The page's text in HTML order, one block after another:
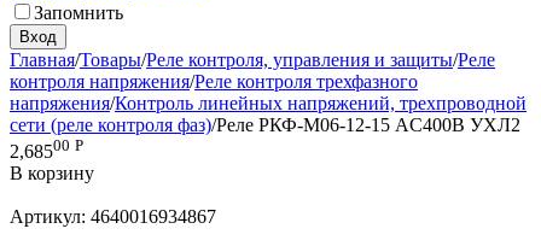
Запомнить
Вход
Главная/Товары/Реле контроля, управления и защиты/Реле
контроля напряжения/Реле контроля трехфазного
напряжения/Контроль линейных напряжений, трехпроводной
сети (реле контроля фаз)/Реле РКФ-М06-12-15 AC400В УХЛ2
2,68500 Р
В корзину
Артикул: 4640016934867